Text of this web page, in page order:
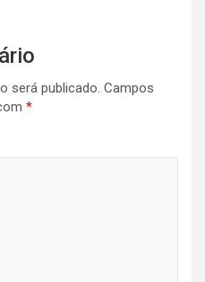
será publicado. Campos
*